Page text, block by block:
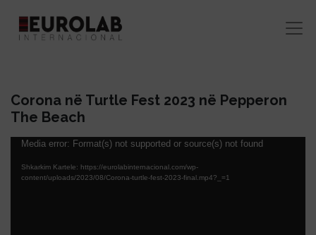
Corona në Turtle Fest 2023 në Pepperon
The Beach
Lojtës
Videosh
Media error: Format(s) not supported or source(s) not found
Shkarkim Kartele: https://eurolabinternacional.com/wp-
content/uploads/2023/08/Corona-turtle-fest-2023-final.mp4?_=1